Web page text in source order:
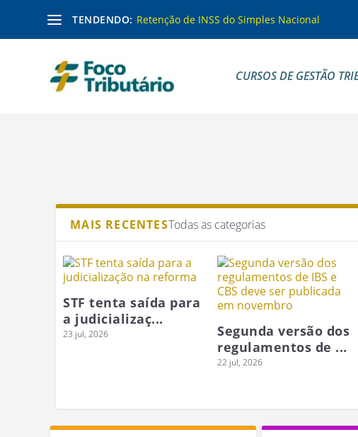
TENDENDO: Retenção de INSS do Simples Nacional
CURSOS DE GESTÃO
MAIS RECENTESTodas as categorias
STF tenta saída para
a judicializaç...
23 jul, 2026
Segunda versão dos
regulamentos de ...
22 jul, 2026